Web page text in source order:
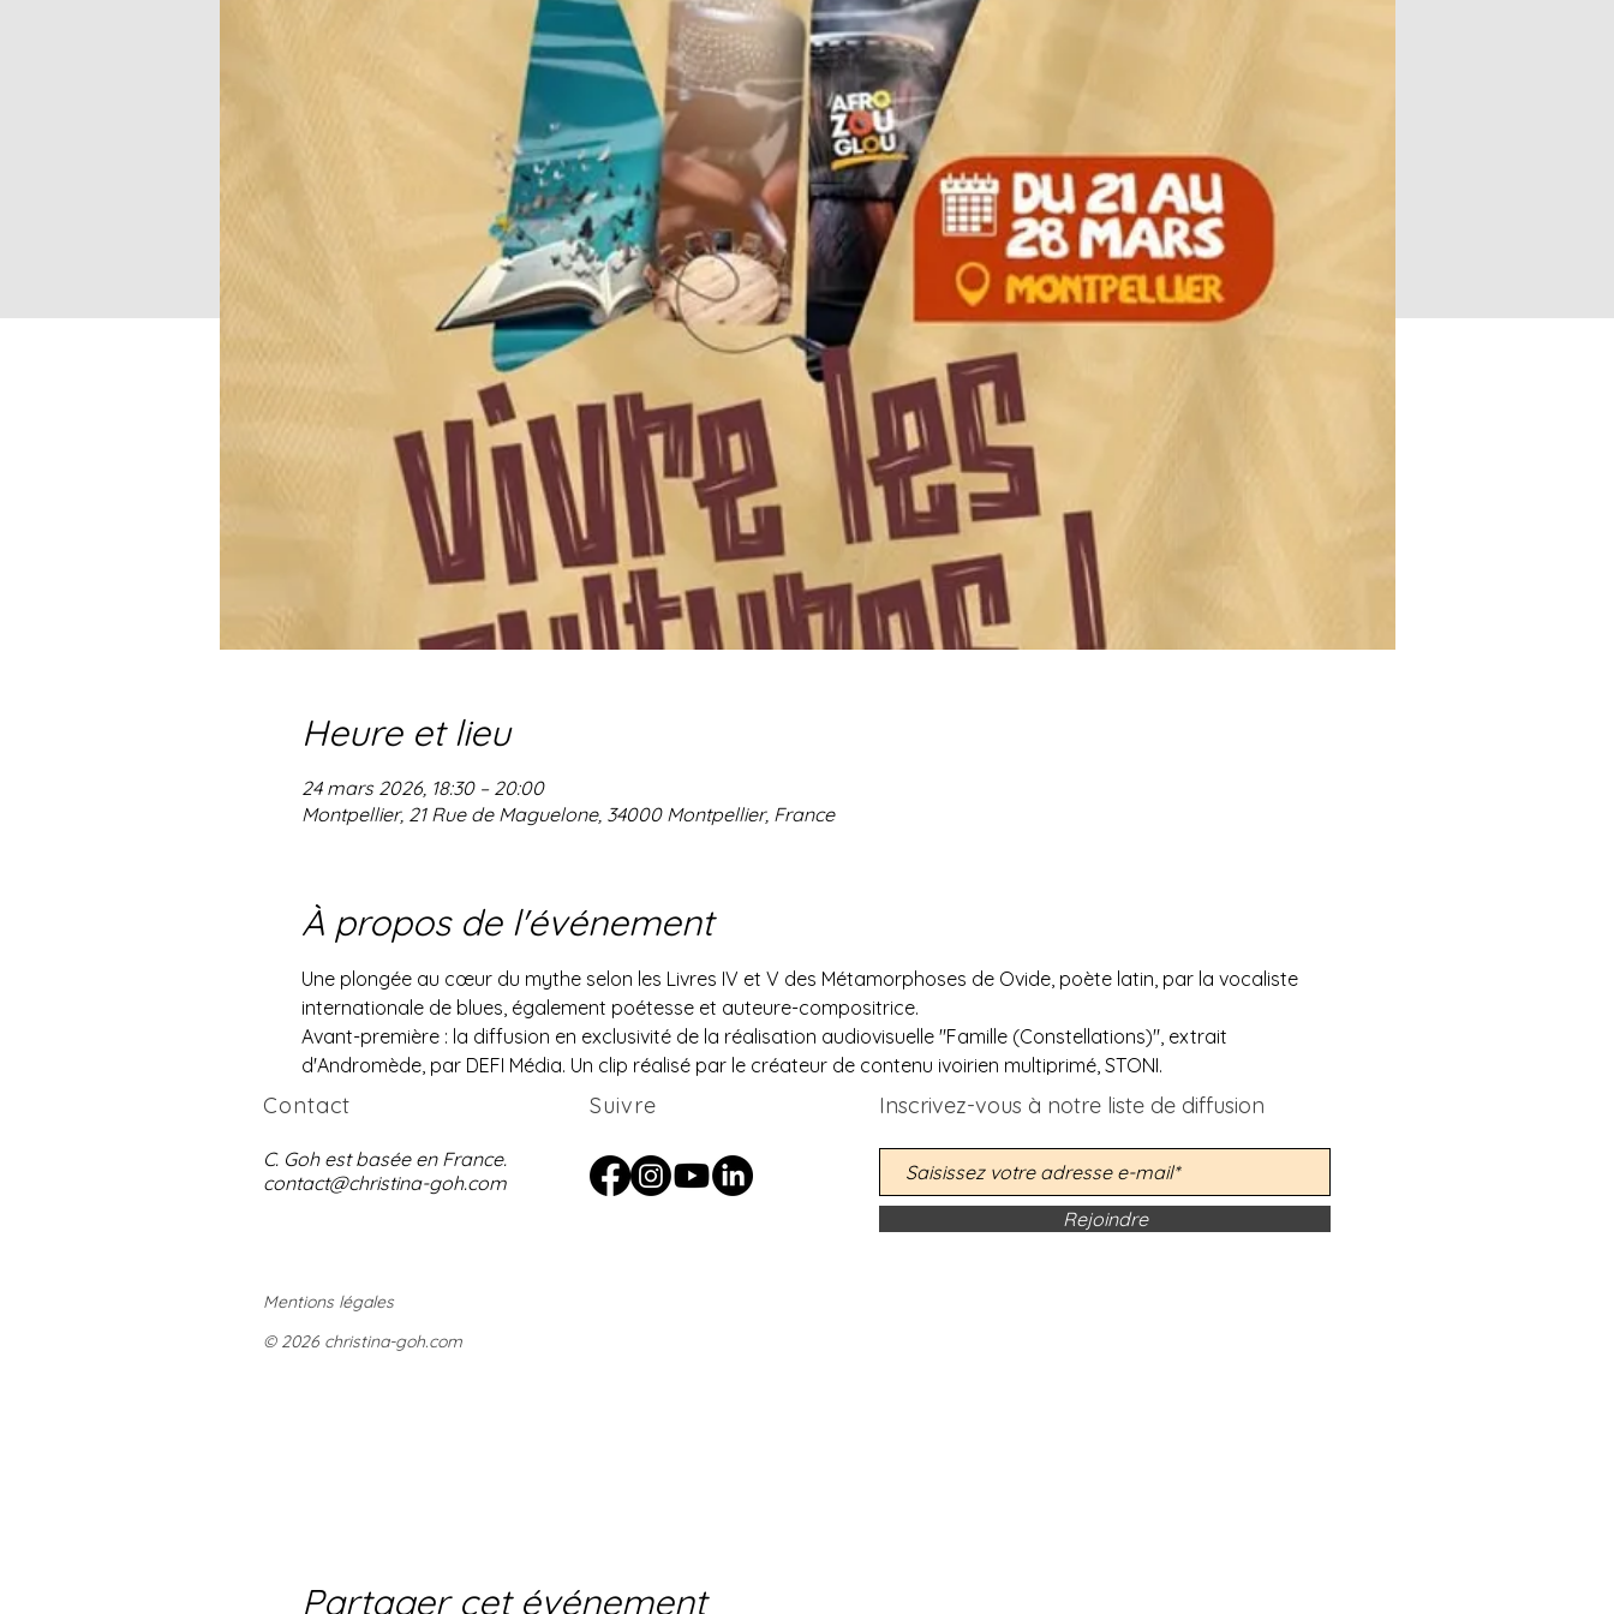
Heure et lieu
24 mars 2026, 18:30 – 20:00
Montpellier, 21 Rue de Maguelone, 34000 Montpellier, France
À propos de l'événement
Une plongée au cœur du mythe selon les Livres IV et V des Métamorphoses de Ovide, poète latin, par la vocaliste
internationale de blues, également poétesse et auteure-compositrice.
Avant-première : la diffusion en exclusivité de la réalisation audiovisuelle "Famille (Constellations)", extrait
d'Andromède, par DEFI Média. Un clip réalisé par le créateur de contenu ivoirien multiprimé, STONI.
Partager cet événement
Contact
C. Goh est basée en France.
contact@christina-goh.com
Mentions légales
Suivre Inscrivez-vous à notre liste de diffusion
Rejoindre
© 2026 christina-goh.com